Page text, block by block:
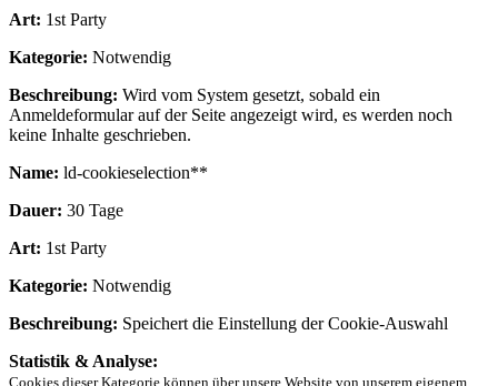
Art: 1st Party
Kategorie: Notwendig
Beschreibung: Wird vom System gesetzt, sobald ein
Anmeldeformular auf der Seite angezeigt wird, es werden noch
keine Inhalte geschrieben.
Name: ld-cookieselection**
Dauer: 30 Tage
Art: 1st Party
Kategorie: Notwendig
Beschreibung: Speichert die Einstellung der Cookie-Auswahl
Statistik & Analyse:
Cookies dieser Kategorie können über unsere Website von unserem eigenem